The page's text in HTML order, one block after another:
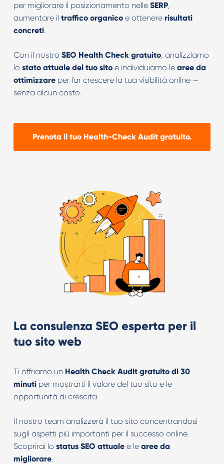
per migliorare il posizionamento nelle SERP,
aumentare il traffico organicoe ottenere risultati
concreti.
Con il nostro SEO Health Check gratuito, analizziamo
lo stato attuale del tuo sitoe individuiamo le aree da
ottimizzareper far crescere la tua visibilità online —
senza alcun costo.
Prenota il tuo Health-Check Audit gratuito.
La consulenza SEO esperta per il
tuo sito web
Ti offriamo un Health Check Audit gratuito di 30
minutiper mostrarti il valore del tuo sito e le
opportunità di crescita.
Il nostro team analizzerà il tuo sito concentrandosi
sugli aspetti più importanti per il successo online.
Scoprirai lo status SEO attualee le aree da
migliorare.